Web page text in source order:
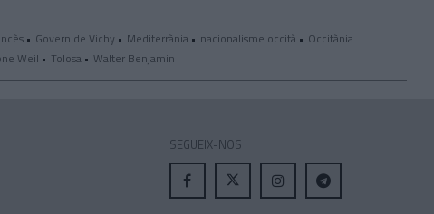
Govern de Vichy Mediterrània nacionalisme occità
Occitània
Weil Tolosa Walter Benjamin
SEGUEIX-NOS